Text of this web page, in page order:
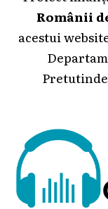
Românii
acestui